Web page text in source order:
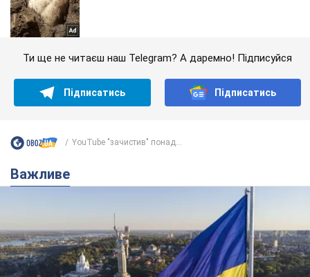
Ти ще не читаєш наш Telegram? А даремно! Підписуйся
Підписатись Підписатись
YouTube "зачистив" понад...
Важливе